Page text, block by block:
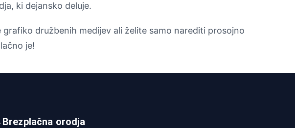
ki dejansko deluje.
družbenih medijev ali želite samo narediti prosojno
je!
Brezplačna orodja